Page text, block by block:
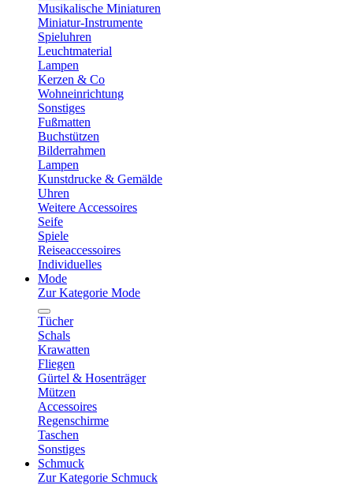
Musikalische Miniaturen
Miniatur-Instrumente
Spieluhren
Leuchtmaterial
Lampen
Kerzen & Co
Wohneinrichtung
Sonstiges
Fußmatten
Buchstützen
Bilderrahmen
Lampen
Kunstdrucke & Gemälde
Uhren
Weitere Accessoires
Seife
Spiele
Reiseaccessoires
Individuelles
Mode
Zur Kategorie Mode
Tücher
Schals
Krawatten
Fliegen
Gürtel & Hosenträger
Mützen
Accessoires
Regenschirme
Taschen
Sonstiges
Schmuck
Zur Kategorie Schmuck